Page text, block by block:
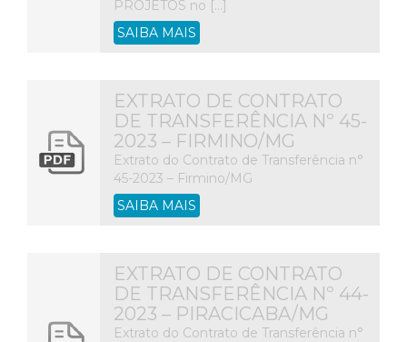
PROJETOS no […]
SAIBA MAIS
EXTRATO DE CONTRATO
DE TRANSFERÊNCIA Nº 45-
2023 – FIRMINO/MG
Extrato do Contrato de Transferência n°
45-2023 – Firmino/MG
SAIBA MAIS
EXTRATO DE CONTRATO
DE TRANSFERÊNCIA Nº 44-
2023 – PIRACICABA/MG
Extrato do Contrato de Transferência n°